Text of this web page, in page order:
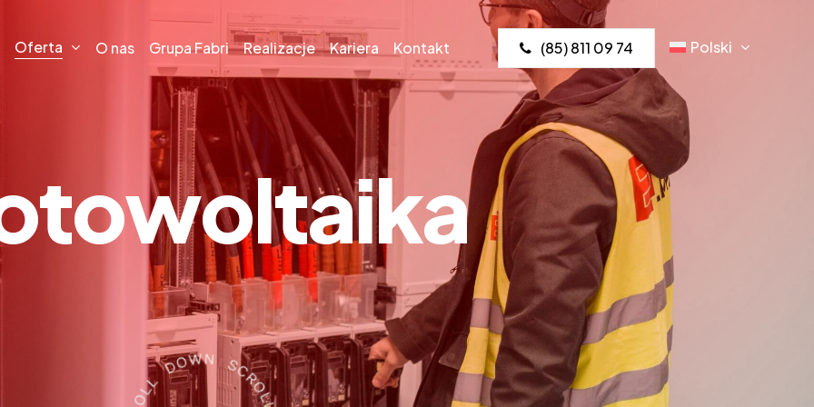
Oferta O nas Grupa Fabri Realizacje Kariera Kontakt (85) 811 09 74 Polski
towoltaika